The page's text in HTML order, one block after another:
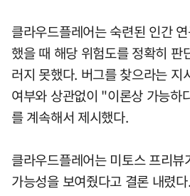
클라우드플레어는 숙련된 인간
했을 때 해당 위험도를 정확히 판
러지 못했다. 버그를 찾으라는 지
여부와 상관없이 "이론상 가능하
를 계속해서 제시했다.
클라우드플레어는 미토스 프리
가능성을 보여줬다고 결론 내렸